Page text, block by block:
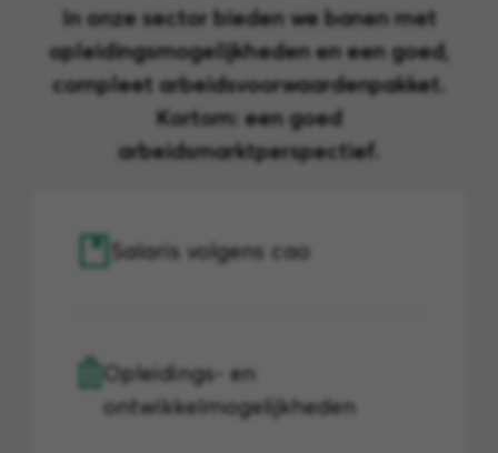
In onze sector bieden we banen met
opleidingsmogelijkheden en een goed,
compleet arbeidsvoorwaardenpakket.
Kortom: een goed
arbeidsmarktperspectief.
Salaris volgens cao
Opleidings- en
ontwikkelmogelijkheden